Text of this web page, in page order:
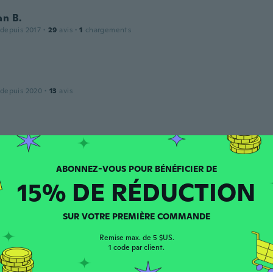
B.
2017 · 29 avis · 1 chargements
2020 · 13 avis
2018
avis 23 chargements
15% DE RÉDUCTION
SUR VOTRE PREMIÈRE COMMANDE
Remise max. de 5 $US.
1 code par client.